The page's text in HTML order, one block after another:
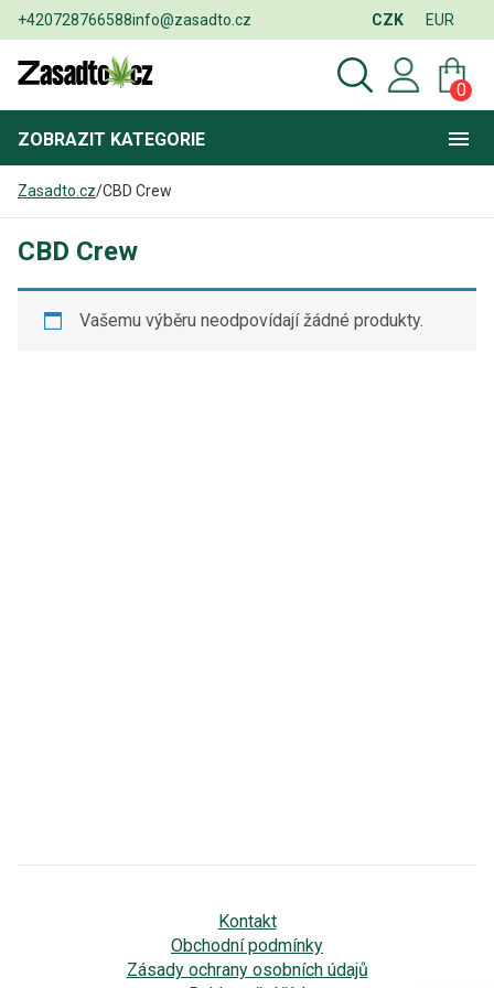
+420728766588info@zasadto.cz CZK EUR
0
ZOBRAZIT KATEGORIE
Zasadto.cz/CBD Crew
CBD Crew
Vašemu výběru neodpovídají žádné produkty.
Kontakt
Obchodní podmínky
Zásady ochrany osobních údajů